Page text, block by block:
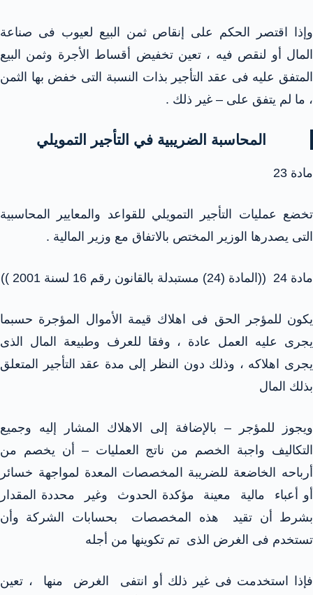
وإذا اقتصر الحكم على إنقاص ثمن البيع لعيوب فى صناعة
المال أو لنقص فيه ، تعين تخفيض أقساط الأجرة وثمن البيع
المتفق عليه فى عقد التأجير بذات النسبة التى خفض بها الثمن
، ما لم يتفق على – غير ذلك .
المحاسبة الضريبية في التأجير التمويلي
مادة 23
تخضع عمليات التأجير التمويلي للقواعد والمعايير المحاسبية
التى يصدرها الوزير المختص بالاتفاق مع وزير المالية .
مادة 24 ((المادة (24) مستبدلة بالقانون رقم 16 لسنة 2001 ))
يكون للمؤجر الحق فى اهلاك قيمة الأموال المؤجرة حسبما
يجرى عليه العمل عادة ، وفقا للعرف وطبيعة المال الذى
يجرى اهلاكه ، وذلك دون النظر إلى مدة عقد التأجير المتعلق
بذلك المال
ويجوز للمؤجر – بالإضافة إلى الاهلاك المشار إليه وجميع
التكاليف واجبة الخصم من ناتج العمليات – أن يخصم من
أرباحه الخاضعة للضريبة المخصصات المعدة لمواجهة خسائر
أو أعباء مالية معينة مؤكدة الحدوث وغير محددة المقدار
بشرط أن تقيد هذه المخصصات بحسابات الشركة وأن
تستخدم فى الغرض الذى تم تكوينها من أجله
فإذا استخدمت فى غير ذلك أو انتفى الغرض منها ، تعين